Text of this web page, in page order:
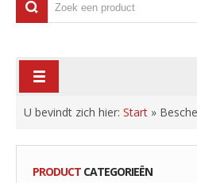
U bevindt zich hier: Start »
PRODUCT CATEGORIEËN